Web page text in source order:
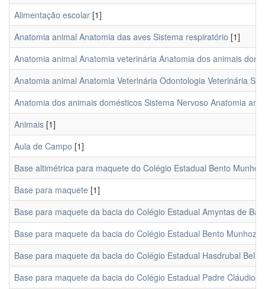
Alimentação escolar [1]
Anatomia animal Anatomia das aves Sistema respiratório [1]
Anatomia animal Anatomia veterinária Anatomia dos animais
Anatomia animal Anatomia Veterinária Odontologia Veterinária
Anatomia dos animais domésticos Sistema Nervoso Anatomia
Animais [1]
Aula de Campo [1]
Base altimétrica para maquete do Colégio Estadual Bento
Base para maquete [1]
Base para maquete da bacia do Colégio Estadual Amyntas de
Base para maquete da bacia do Colégio Estadual Bento
Base para maquete da bacia do Colégio Estadual Hasdrubal
Base para maquete da bacia do Colégio Estadual Padre Cláudio